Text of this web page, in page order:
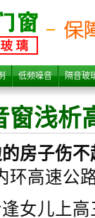
低频噪音 隔音玻
窗浅析
的房子伤
环高速公
女儿上